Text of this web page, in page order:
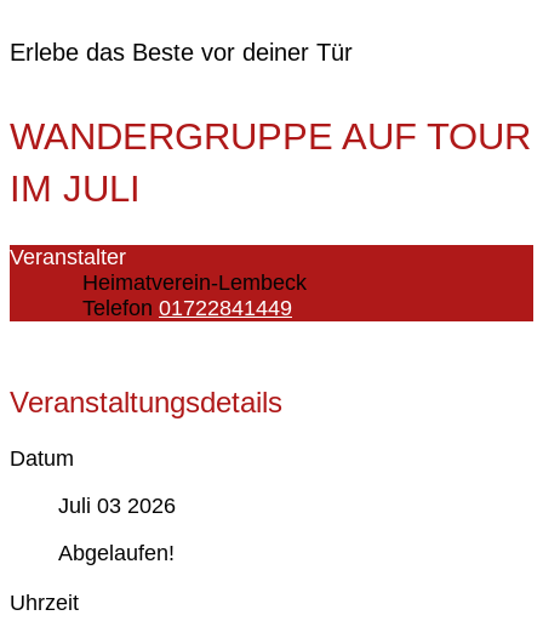
Erlebe das Beste vor deiner Tür
WANDERGRUPPE AUF TOUR
IM JULI
Veranstalter
Heimatverein-Lembeck
Telefon 01722841449
Veranstaltungsdetails
Datum
Juli 03 2026
Abgelaufen!
Uhrzeit